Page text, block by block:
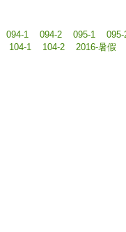
094-1 094-2 095-1 095-
104-1
104-2 2016-暑假